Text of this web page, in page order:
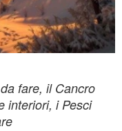
fare, il Cancro
interiori, i Pesci